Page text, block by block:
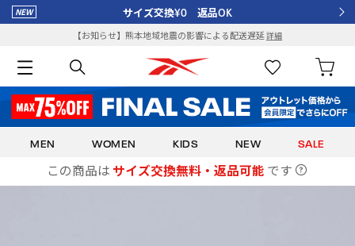
サイズ交換¥0 返品OK
【お知らせ】熊本地域地震の影響による配送遅延詳細
MEN WOMEN KIDS NEW SALE
この商品は サイズ交換無料・返品可能 です